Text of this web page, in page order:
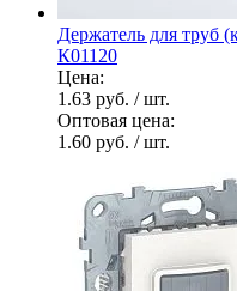
Держатель для труб
К01120
Цена:
1.63 руб. / шт.
Оптовая цена:
1.60 руб. / шт.